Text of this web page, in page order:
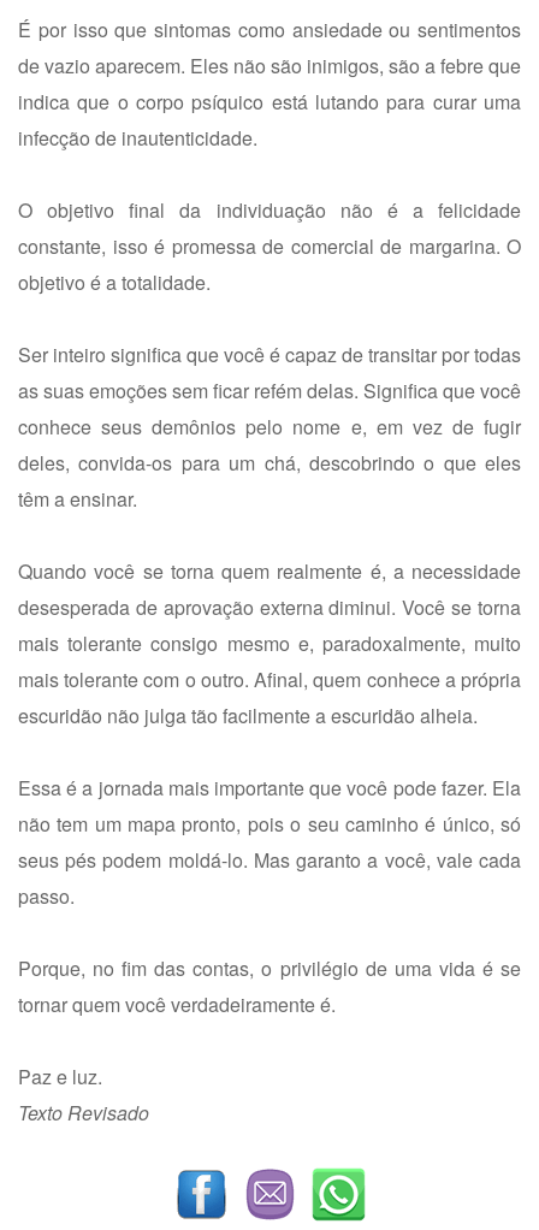
É por isso que sintomas como ansiedade ou sentimentos
de vazio aparecem. Eles não são inimigos, são a febre que
indica que o corpo psíquico está lutando para curar uma
infecção de inautenticidade.
O objetivo final da individuação não é a felicidade
constante, isso é promessa de comercial de margarina. O
objetivo é a totalidade.
Ser inteiro significa que você é capaz de transitar por todas
as suas emoções sem ficar refém delas. Significa que você
conhece seus demônios pelo nome e, em vez de fugir
deles, convida-os para um chá, descobrindo o que eles
têm a ensinar.
Quando você se torna quem realmente é, a necessidade
desesperada de aprovação externa diminui. Você se torna
mais tolerante consigo mesmo e, paradoxalmente, muito
mais tolerante com o outro. Afinal, quem conhece a própria
escuridão não julga tão facilmente a escuridão alheia.
Essa é a jornada mais importante que você pode fazer. Ela
não tem um mapa pronto, pois o seu caminho é único, só
seus pés podem moldá-lo. Mas garanto a você, vale cada
passo.
Porque, no fim das contas, o privilégio de uma vida é se
tornar quem você verdadeiramente é.
Paz e luz.
Texto Revisado